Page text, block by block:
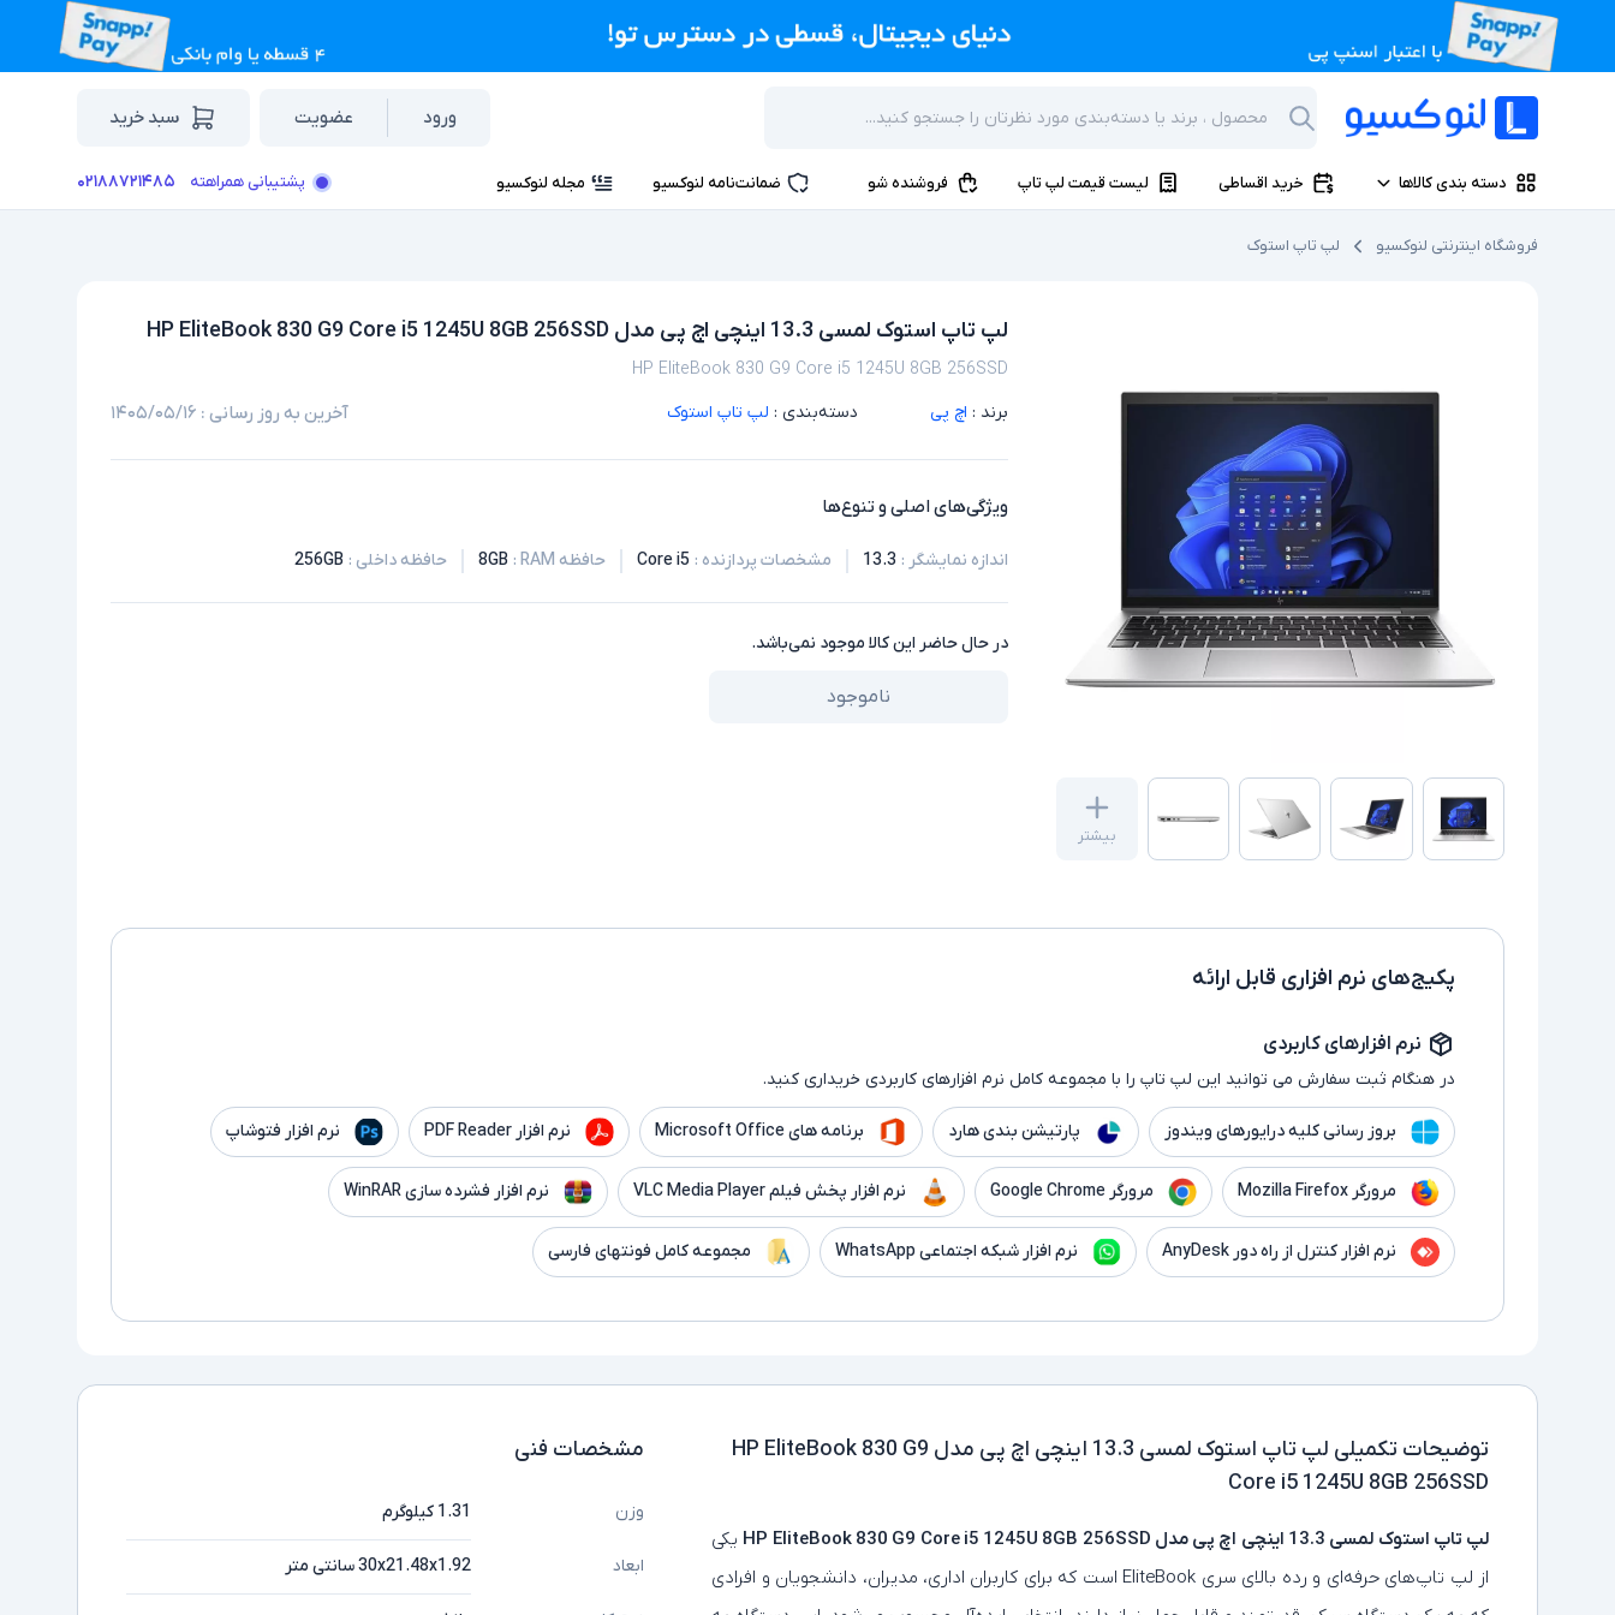
ورود عضویت سبد خرید
دسته بندی کالاها خرید اقساطی لیست قیمت لپ تاپ فروشنده شو ضمانت‌نامه لنوکسیو مجله لنوکسیو پشتیبانی همراهته ۰۲۱۸۸۷۲۱۴۸۵
فروشگاه اینترنتی لنوکسیو لپ تاپ استوک
بیشتر
لپ تاپ استوک لمسی 13.3 اینچی اچ پی مدل HP EliteBook 830 G9 Core i5 1245U 8GB 256SSD
HP EliteBook 830 G9 Core i5 1245U 8GB 256SSD
برند : اچ پی دسته‌بندی : لپ تاپ استوک آخرین به روز رسانی : ۱۴۰۵/۰۵/۱۶
ویژگی‌های اصلی و تنوع‌ها
اندازه نمایشگر :
13.3 مشخصات پردازنده :
Core i5 حافظه RAM :
8GB حافظه داخلی :
256GB
در حال حاضر این کالا موجود نمی‌باشد.
ناموجود
پکیج‌های نرم افزاری قابل ارائه
نرم افزارهای کاربردی
در هنگام ثبت سفارش می توانید این لپ تاپ را با مجموعه کامل نرم افزارهای کاربردی خریداری کنید.
بروز رسانی کلیه درایورهای ویندوز پارتیشن بندی هارد برنامه های Microsoft Office نرم افزار PDF Reader نرم افزار فتوشاپ
مرورگر Mozilla Firefox مرورگر Google Chrome نرم افزار پخش فیلم VLC Media Player نرم افزار فشرده سازی WinRAR
نرم افزار کنترل از راه دور AnyDesk نرم افزار شبکه اجتماعی WhatsApp مجموعه کامل فونتهای فارسی
توضیحات تکمیلی
لپ تاپ استوک لمسی 13.3 اینچی اچ پی مدل HP EliteBook 830 G9
Core i5 1245U 8GB 256SSD
لپ تاپ استوک لمسی 13.3 اینچی اچ پی مدل HP EliteBook 830 G9 Core i5 1245U 8GB 256SSD
یکی
از لپ‌ تاپ‌های حرفه‌ای و رده‌ بالای سری EliteBook است که برای کاربران اداری، مدیران، دانشجویان و افرادی
مشخصات فنی
وزن 1.31 کیلوگرم
ابعاد 30x21.48x1.92 سانتی متر